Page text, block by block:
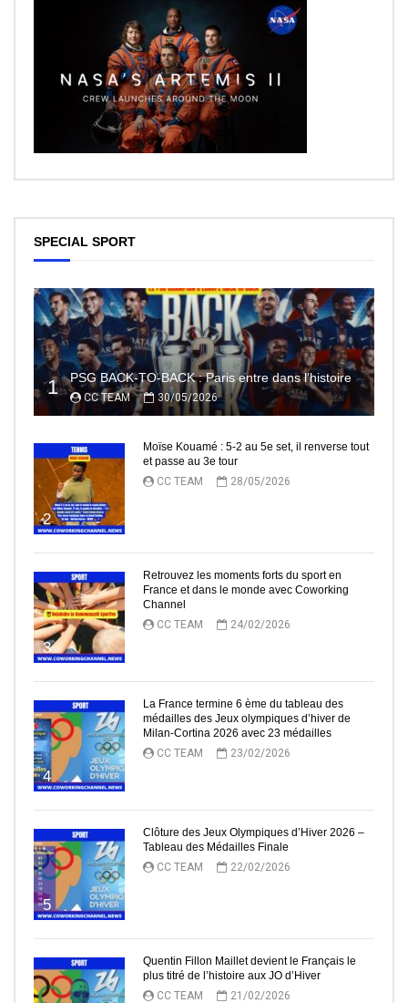
SPECIAL SPORT
1 PSG BACK-TO-BACK : Paris entre dans l’histoire
CC TEAM 30/05/2026
2
Moïse Kouamé : 5-2 au 5e set, il renverse tout
et passe au 3e tour
CC TEAM
28/05/2026
3
Retrouvez les moments forts du sport en
France et dans le monde avec Coworking
Channel
CC TEAM
24/02/2026
4
La France termine 6 ème du tableau des
médailles des Jeux olympiques d’hiver de
Milan-Cortina 2026 avec 23 médailles
CC TEAM
23/02/2026
5
Clôture des Jeux Olympiques d’Hiver 2026 –
Tableau des Médailles Finale
CC TEAM
22/02/2026
Quentin Fillon Maillet devient le Français le
plus titré de l’histoire aux JO d’Hiver
CC TEAM
21/02/2026